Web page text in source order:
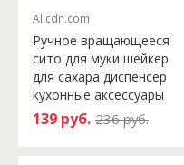
Alicdn.com
Ручное вращающееся
сито для муки шейкер
для сахара диспенсер
кухонные аксессуары
139 руб. 236 руб.